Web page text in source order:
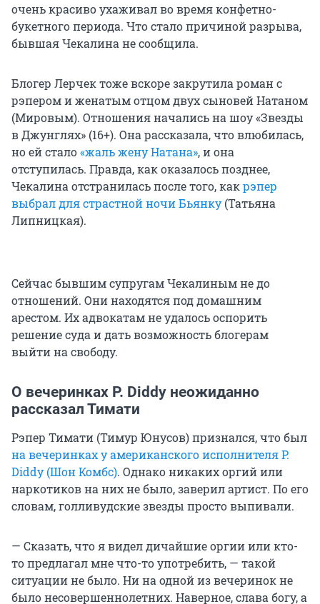
очень красиво ухаживал во время конфетно-
букетного периода. Что стало причиной разрыва,
бывшая Чекалина не сообщила.
Блогер Лерчек тоже вскоре закрутила роман с
рэпером и женатым отцом двух сыновей Натаном
(Мировым). Отношения начались на шоу «Звезды
в Джунглях» (16+). Она рассказала, что влюбилась,
но ей стало«жаль жену Натана», и она
отступилась. Правда, как оказалось позднее,
Чекалина отстранилась после того, какрэпер
выбрал для страстной ночи Бьянку(Татьяна
Липницкая).
Сейчас бывшим супругам Чекалиным не до
отношений. Они находятся под домашним
арестом. Их адвокатам не удалось оспорить
решение суда и дать возможность блогерам
выйти на свободу.
О вечеринках P. Diddy неожиданно
рассказал Тимати
Рэпер Тимати (Тимур Юнусов) признался, что был
на вечеринках у американского исполнителя P.
Diddy (Шон Комбс). Однако никаких оргий или
наркотиков на них не было, заверил артист. По его
словам, голливудские звезды просто выпивали.
— Сказать, что я видел дичайшие оргии или кто-
то предлагал мне что-то употребить, — такой
ситуации не было. Ни на одной из вечеринок не
было несовершеннолетних. Наверное, слава богу, а